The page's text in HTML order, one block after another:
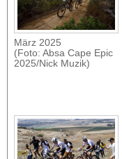
März 2025
(Foto: Absa Cape Epic
2025/Nick Muzik)